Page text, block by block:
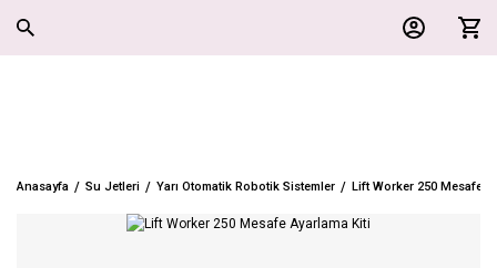
Anasayfa Su Jetleri Yarı Otomatik Robotik Sistemler Lift Worker 250 Mesafe